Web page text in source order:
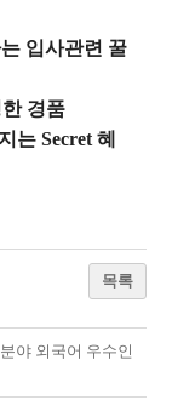
입사관련 꿀
경품
Secret 혜
목록
야 외국어 우수인